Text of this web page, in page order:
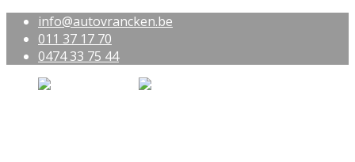
info@autovrancken.be
011 37 17 70
0474 33 75 44